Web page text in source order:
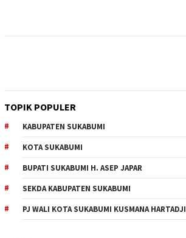
TOPIK POPULER
KABUPATEN SUKABUMI
KOTA SUKABUMI
BUPATI SUKABUMI H. ASEP JAPAR
SEKDA KABUPATEN SUKABUMI
PJ WALI KOTA SUKABUMI KUSMANA HARTADJI